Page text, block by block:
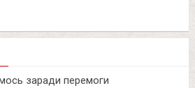
заради перемоги